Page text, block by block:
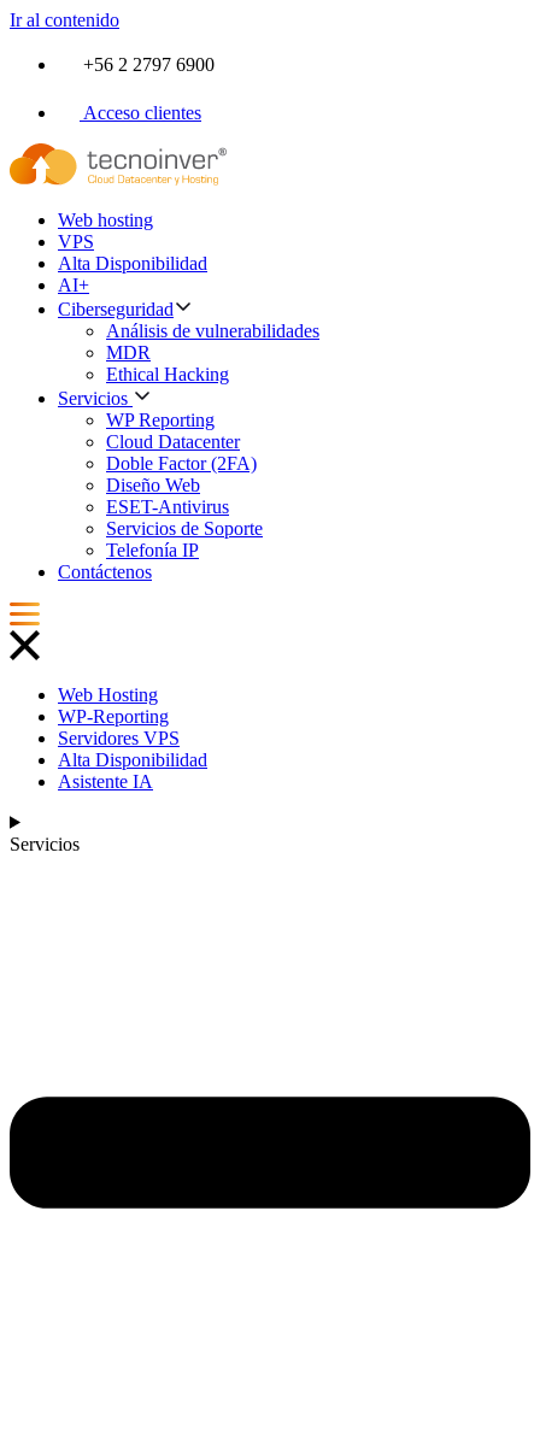
Ir al contenido
+56 2 2797 6900
Acceso clientes
Web hosting
VPS
Alta Disponibilidad
AI+
Ciberseguridad
Análisis de vulnerabilidades
MDR
Ethical Hacking
Servicios
WP Reporting
Cloud Datacenter
Doble Factor (2FA)
Diseño Web
ESET-Antivirus
Servicios de Soporte
Telefonía IP
Contáctenos
Web Hosting
WP-Reporting
Servidores VPS
Alta Disponibilidad
Asistente IA
Servicios